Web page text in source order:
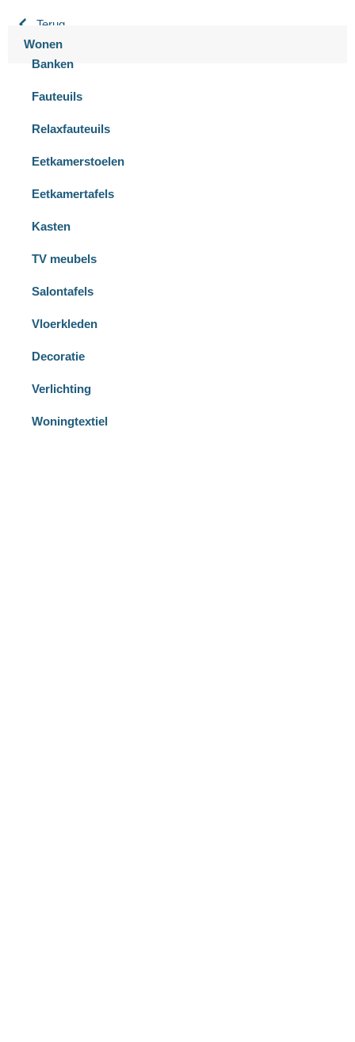
Terug
Wonen
Banken
Fauteuils
Relaxfauteuils
Eetkamerstoelen
Eetkamertafels
Kasten
TV meubels
Salontafels
Vloerkleden
Decoratie
Verlichting
Woningtextiel